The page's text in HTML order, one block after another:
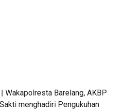
| Wakapolresta Barelang, AKBP
menghadiri Pengukuhan